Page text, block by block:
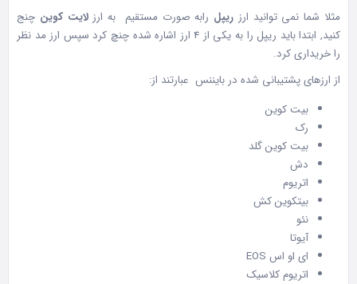
مثلا شما نمی توانید ارز ریپل رابه صورت مستقیم به ارزلایت کوین چنج
کنید, ابتدا باید ریپل را به یکی از 4 ارز اشاره شده چنچ کرد سپس ارز مد نظر
را خریداری کرد.
از ارزهای پشتیبانی شده در بایننس‌ عبارتند از:
بیت کوین
رک
بیت کوین گلد
دش
اتریوم
بیتکوین کش
نئو
آیوتا
ای او اس EOS
اتریوم کلاسیک